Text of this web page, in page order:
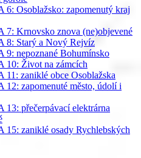
Osoblažsko: zapomenutý kraj
Krnovsko znova (ne)objevené
8: Starý a Nový Rejvíz
nepoznané Bohumínsko
10: Život na zámcích
zaniklé obce Osoblažska
zapomenuté město, údolí i
přečerpávací elektrárna
zaniklé osady Rychlebských